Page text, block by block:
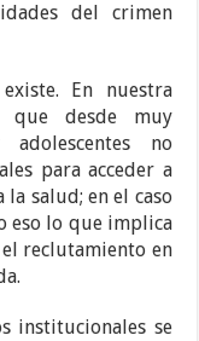
del crimen
En nuestra
que desde muy
no
para acceder a
la salud; en el caso
eso lo que implica
reclutamiento en
institucionales se